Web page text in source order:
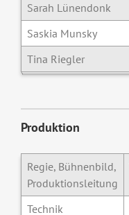
Sarah Lünendonk
Saskia Munsky
Tina Riegler
Produktion
Regie, Bühnenbild,
Produktionsleitung
Technik